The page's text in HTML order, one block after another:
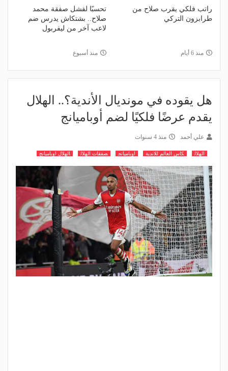
راتب فلكي يقرب صلاح من
طرابزون التركي
منذ 6 أيام
تحسبًا لفشل صفقة محمد
صلاح.. بشتكاش يدرس ضم
لاعب آخر من ليفربول
منذ أسبوع
هل يقوده في مونديال الأندية؟.. الهلال
يقدم عرضًا فلكيًا لضم أوباميانج
علي أحمد منذ 4 سنوات
الهلال كاس العالم للاندية اوباميانج صفقات الهلال الهلال اوباميانج